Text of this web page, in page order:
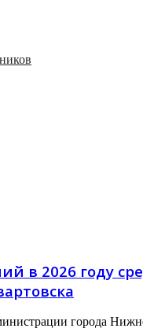
в 2026 году
города